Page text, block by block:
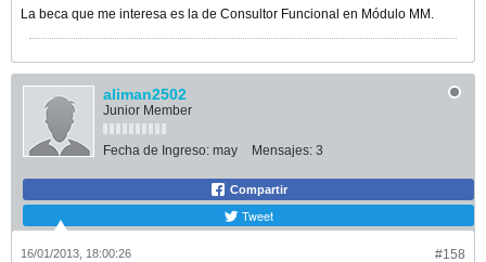
La beca que me interesa es la de Consultor Funcional en Módulo MM.
aliman2502
Junior Member
Fecha de Ingreso: may Mensajes: 3
Compartir
Tweet
#158
16/01/2013, 18:00:26